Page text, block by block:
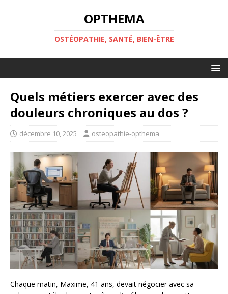
OPTHEMA
OSTÉOPATHIE, SANTÉ, BIEN-ÊTRE
Quels métiers exercer avec des
douleurs chroniques au dos ?
décembre 10, 2025 osteopathie-opthema
Chaque matin, Maxime, 41 ans, devait négocier avec sa